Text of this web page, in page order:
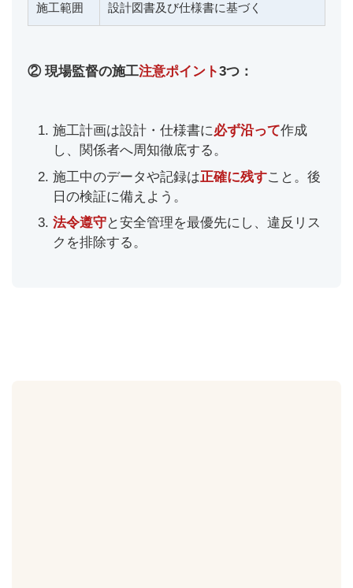
施工範囲 設計図書及び仕様書に基づく
② 現場監督の施工注意ポイント3つ：
施工計画は設計・仕様書に必ず沿って作成
し、関係者へ周知徹底する。
施工中のデータや記録は正確に残すこと。後
日の検証に備えよう。
法令遵守と安全管理を最優先にし、違反リス
クを排除する。